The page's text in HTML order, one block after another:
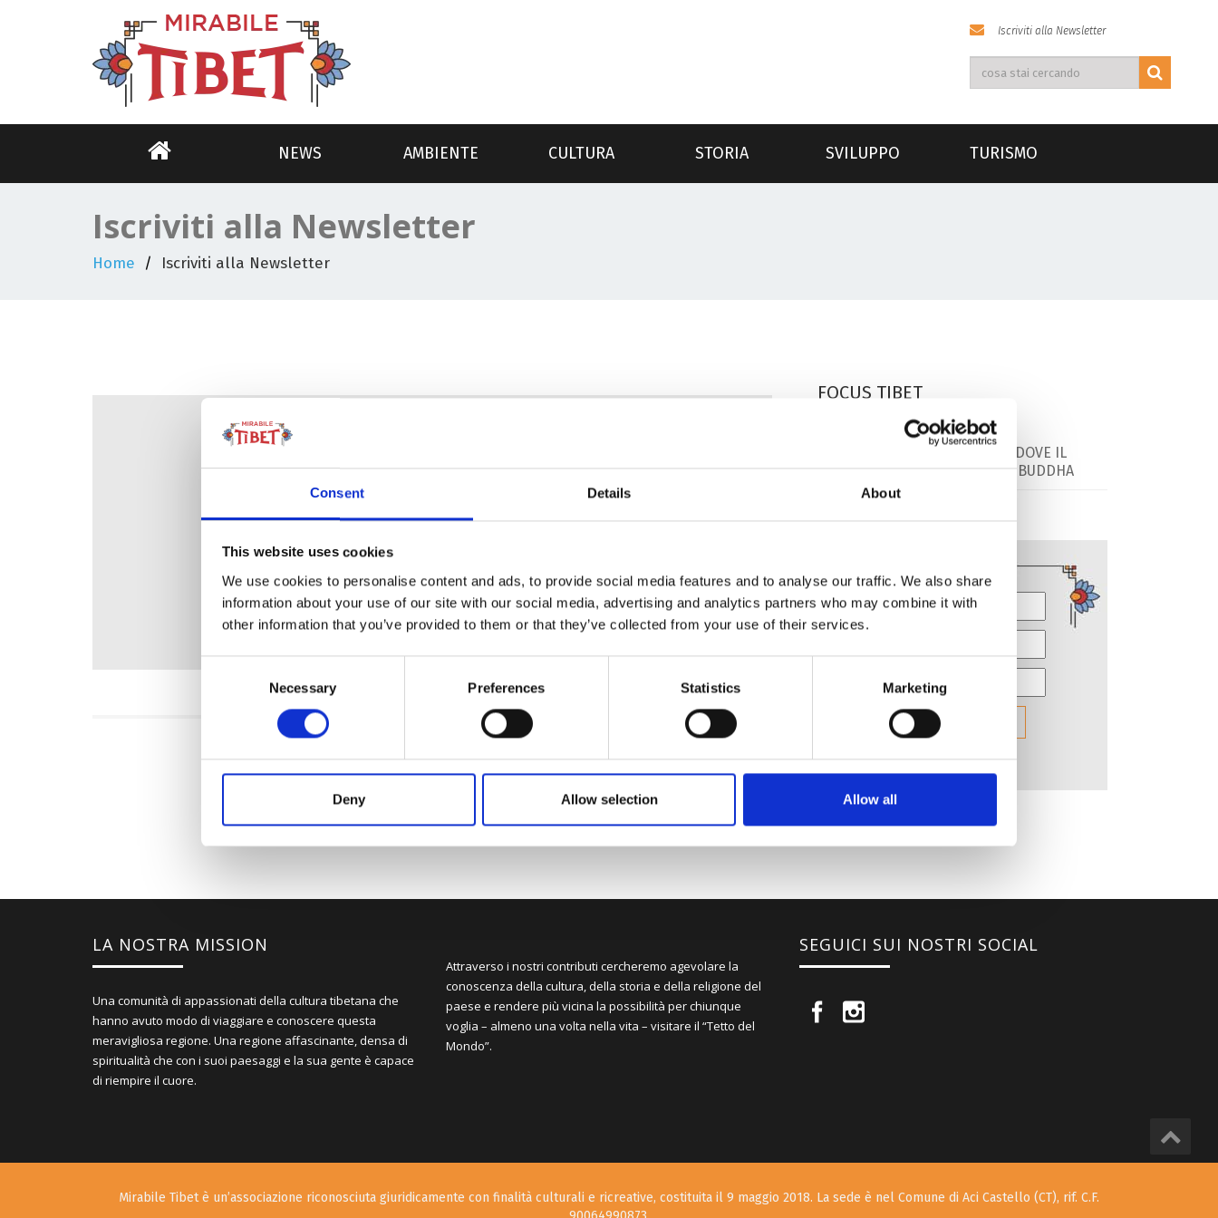
Consent Details About
This website uses cookies
We use cookies to personalise content and ads, to provide social media features and to analyse our traffic. We also share
information about your use of our site with our social media, advertising and analytics partners who may combine it with
other information that you’ve provided to them or that they’ve collected from your use of their services.
Necessary Preferences Statistics Marketing
Deny Allow selection Allow all
Iscriviti alla Newsletter
NEWS AMBIENTE CULTURA STORIA SVILUPPO TURISMO
Iscriviti alla Newsletter
Home Iscriviti alla Newsletter
FOCUS TIBET
SULLA VETTA DELLO XIZANG, DOVE IL
VENTO SOFFIA LO SPIRITO DI BUDDHA
LA NOSTRA MISSION
Una comunità di appassionati della cultura tibetana che
hanno avuto modo di viaggiare e conoscere questa
meravigliosa regione. Una regione affascinante, densa di
spiritualità che con i suoi paesaggi e la sua gente è capace
di riempire il cuore.
Attraverso i nostri contributi cercheremo agevolare la
conoscenza della cultura, della storia e della religione del
paese e rendere più vicina la possibilità per chiunque
voglia – almeno una volta nella vita – visitare il “Tetto del
Mondo”.
SEGUICI SUI NOSTRI SOCIAL
Mirabile Tibet è un’associazione riconosciuta giuridicamente con finalità culturali e ricreative, costituita il 9 maggio 2018. La sede è nel Comune di Aci Castello (CT), rif. C.F.